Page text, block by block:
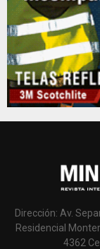
Dirección: Av.
Residencial
4362